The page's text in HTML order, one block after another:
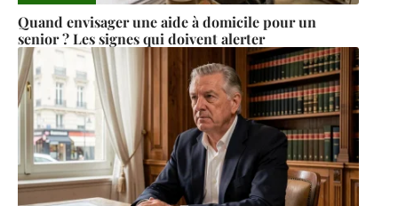
Quand envisager une aide à domicile pour un
senior ? Les signes qui doivent alerter